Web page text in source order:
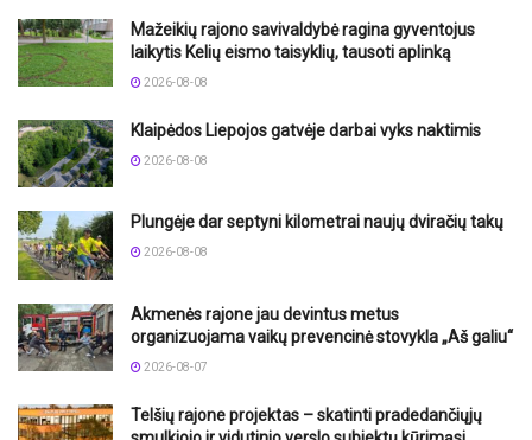
Mažeikių rajono savivaldybė ragina gyventojus
laikytis Kelių eismo taisyklių, tausoti aplinką
2026-08-08
Klaipėdos Liepojos gatvėje darbai vyks naktimis
2026-08-08
Plungėje dar septyni kilometrai naujų dviračių takų
2026-08-08
Akmenės rajone jau devintus metus
organizuojama vaikų prevencinė stovykla „Aš galiu“
2026-08-07
Telšių rajone projektas – skatinti pradedančiųjų